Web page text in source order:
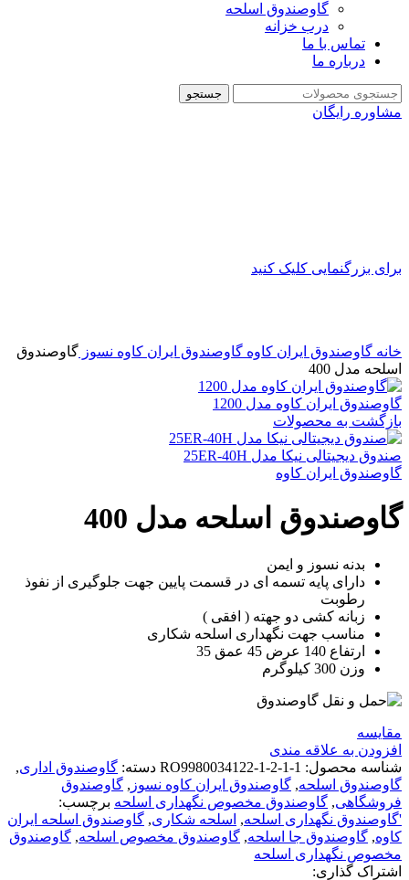
گاوصندوق اسلحه
درب خزانه
تماس با ما
درباره ما
جستجو
مشاوره رایگان
برای بزرگنمایی کلیک کنید
خانه گاوصندوق ایران کاوه گاوصندوق ایران کاوه نسوز گاوصندوق
اسلحه مدل 400
گاوصندوق ایران کاوه مدل 1200
بازگشت به محصولات
صندوق دیجیتالی نیکا مدل 25ER-40H
گاوصندوق ایران کاوه
گاوصندوق اسلحه مدل 400
بدنه نسوز و ایمن
دارای پایه تسمه ای در قسمت پایین جهت جلوگیری از نفوذ
رطوبت
زبانه کشی دو جهته ( افقی )
مناسب جهت نگهداری اسلحه شکاری
ارتفاع 140 عرض 45 عمق 35
وزن 300 کیلوگرم
مقايسه
افزودن به علاقه مندی
شناسه محصول: RO9980034122-1-2-1-1 دسته: گاوصندوق اداری,
گاوصندوق اسلحه, گاوصندوق ایران کاوه نسوز , گاوصندوق
فروشگاهی, گاوصندوق مخصوص نگهداری اسلحه برچسب:
'گاوصندوق نگهداری اسلحه, اسلحه شکاری, گاوصندوق اسلحه ایران
کاوه, گاوصندوق جا اسلحه, گاوصندوق مخصوص اسلحه, گاوصندوق
مخصوص نگهداری اسلحه
اشتراک گذاری: